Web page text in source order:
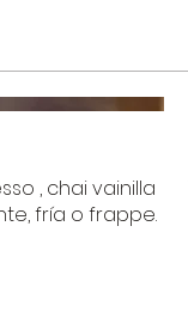
, chai vainilla
fría o frappe.